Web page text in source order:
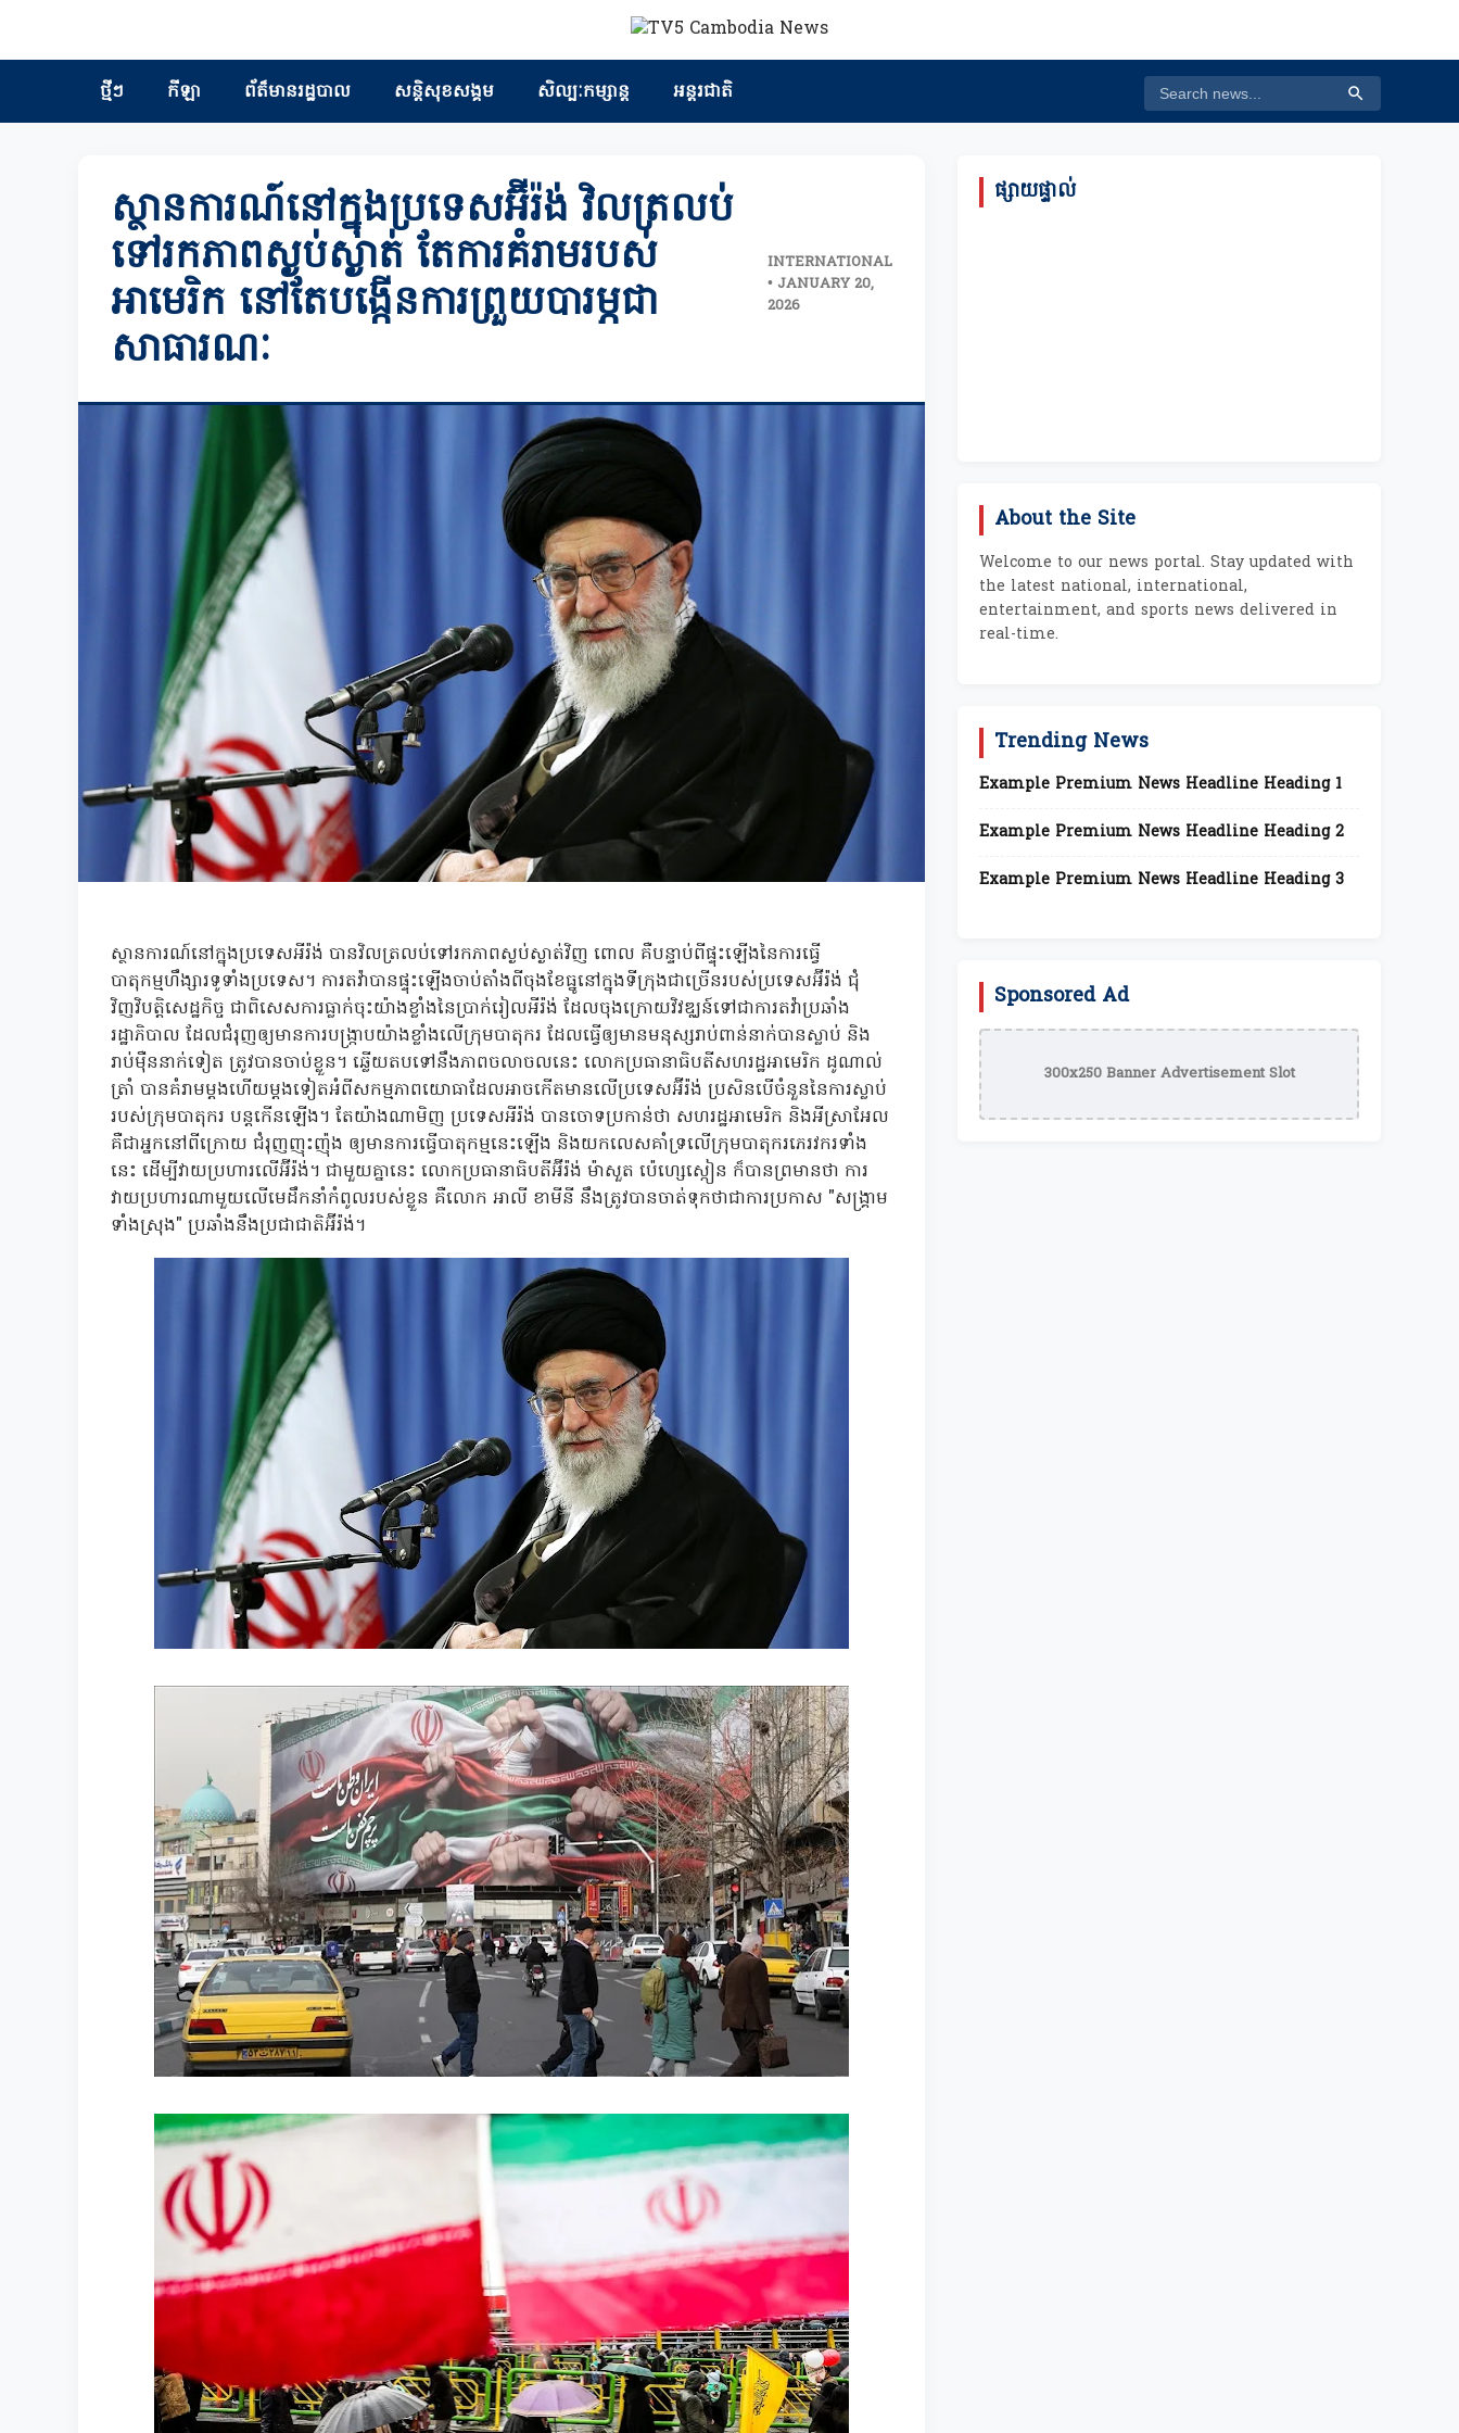
ថ្មីៗ កីឡា ព័ត៏មានរដ្ឋបាល សន្តិសុខសង្គម សិល្បៈកម្សាន្ត អន្តរជាតិ
ស្ថានការណ៍នៅក្នុងប្រទេសអ៊ីរ៉ង់ វិលត្រលប់
ទៅរកភាពស្ងប់ស្ងាត់ តែការគំរាមរបស់
អាមេរិក នៅតែបង្កើនការព្រួយបារម្ភជា
សាធារណៈ
INTERNATIONAL
• JANUARY 20,
2026
ស្ថានការណ៍នៅក្នុងប្រទេសអីរ៉ង់ បានវិលត្រលប់ទៅរកភាពស្ងប់ស្ងាត់វិញ ពោល គឺបន្ទាប់ពីផ្ទុះឡើងនៃការធ្វើ
បាតុកម្មហឹង្សារទូទាំងប្រទេស។ ការតវ៉ាបានផ្ទុះឡើងចាប់តាំងពីចុងខែធ្នូនៅក្នុងទីក្រុងជាច្រើនរបស់ប្រទេសអ៊ីរ៉ង់ ជុំ
វិញវិបត្តិសេដ្ឋកិច្ច ជាពិសេសការធ្លាក់ចុះយ៉ាងខ្លាំងនៃប្រាក់រៀលអីរ៉ង់ ដែលចុងក្រោយវិវឌ្ឈន៍ទៅជាការតវ៉ាប្រឆាំង
រដ្ឋាភិបាល ដែលជំរុញឲ្យមានការបង្រ្កាបយ៉ាងខ្លាំងលើក្រុមបាតុករ ដែលធ្វើឲ្យមានមនុស្សរាប់ពាន់នាក់បានស្លាប់ និង
រាប់ម៉ឺននាក់ទៀត ត្រូវបានចាប់ខ្លួន។ ឆ្លើយតបទៅនឹងភាពចលាចលនេះ លោកប្រធានាធិបតីសហរដ្ឋអាមេរិក ដូណាល់
ត្រាំ បានគំរាមម្តងហើយម្តងទៀតអំពីសកម្មភាពយោធាដែលអាចកើតមានលើប្រទេសអ៊ីរ៉ង់ ប្រសិនបើចំនួននៃការស្លាប់
របស់ក្រុមបាតុករ បន្តកើនឡើង។ តែយ៉ាងណាមិញ ប្រទេសអីរ៉ង់ បានចោទប្រកាន់ថា សហរដ្ឋអាមេរិក និងអីស្រាអែល
គឺជាអ្នកនៅពីក្រោយ ជំរុញញុះញ៉ុង ឲ្យមានការធ្វើបាតុកម្មនេះឡើង និងយកលេសគាំទ្រលើក្រុមបាតុករភេរវករទាំង
នេះ ដើម្បីវាយប្រហារលើអ៊ីរ៉ង់។ ជាមួយគ្នានេះ លោកប្រធានាធិបតីអ៊ីរ៉ង់ ម៉ាសួត ប៉េហ្សេស្កៀន ក៏បានព្រមានថា ការ
វាយប្រហារណាមួយលើមេដឹកនាំកំពូលរបស់ខ្លួន គឺលោក អាលី ខាមីនី នឹងត្រូវបានចាត់ទុកថាជាការប្រកាស "សង្គ្រាម
ទាំងស្រុង" ប្រឆាំងនឹងប្រជាជាតិអ៊ីរ៉ង់។
ផ្សាយផ្ទាល់
About the Site
Welcome to our news portal. Stay updated with
the latest national, international,
entertainment, and sports news delivered in
real-time.
Trending News
Example Premium News Headline Heading 1
Example Premium News Headline Heading 2
Example Premium News Headline Heading 3
Sponsored Ad
300x250 Banner Advertisement Slot